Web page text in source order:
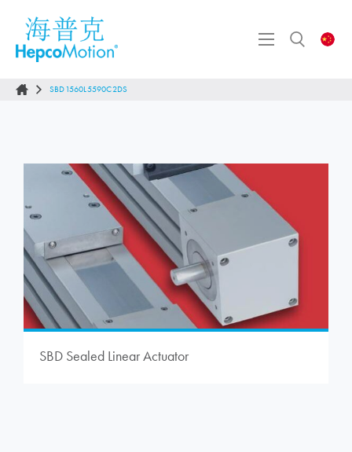
SBD1560L5590C2DS
SBD Sealed Linear Actuator